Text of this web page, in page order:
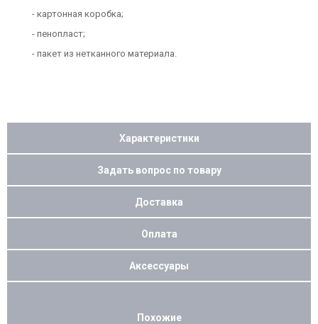
- картонная коробка;
- пенопласт;
- пакет из нетканного материала.
Характеристики
Задать вопрос по товару
Доставка
Оплата
Аксессуары
Похожие